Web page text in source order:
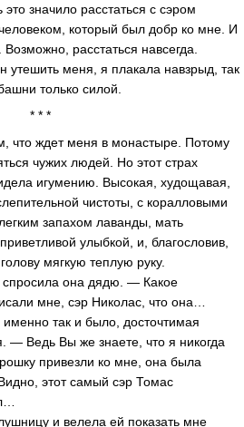
значило расстаться с сэром
который был добр ко мне. И
расстаться навсегда.
утешить меня, я плакала навзрыд, так
только силой.
* * *
что ждет меня в монастыре. Потому
чужих людей. Но этот страх
игумению. Высокая, худощавая,
чистоты, с коралловыми
запахом лаванды, мать
улыбкой, и, благословив,
мягкую теплую руку.
спросила она дядю. — Какое
мне, сэр Николас, что она…
так и было, досточтимая
— Ведь Вы же знаете, что я никогда
привезли ко мне, она была
этот самый сэр Томас
и велела ей показать мне